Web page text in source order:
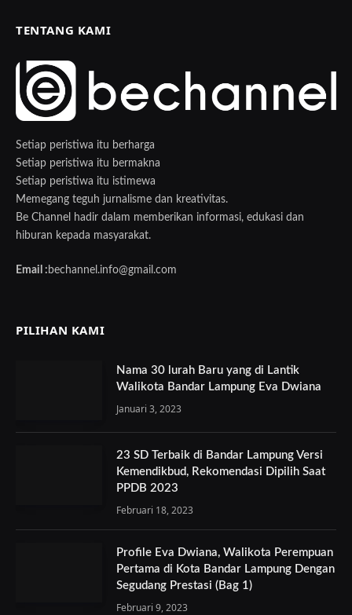
TENTANG KAMI
Setiap peristiwa itu berharga
Setiap peristiwa itu bermakna
Setiap peristiwa itu istimewa
Memegang teguh jurnalisme dan kreativitas.
Be Channel hadir dalam memberikan informasi, edukasi dan
hiburan kepada masyarakat.
Email : bechannel.info@gmail.com
PILIHAN KAMI
Nama 30 lurah Baru yang di Lantik
Walikota Bandar Lampung Eva Dwiana
Januari 3, 2023
23 SD Terbaik di Bandar Lampung Versi
Kemendikbud, Rekomendasi Dipilih Saat
PPDB 2023
Februari 18, 2023
Profile Eva Dwiana, Walikota Perempuan
Pertama di Kota Bandar Lampung Dengan
Segudang Prestasi (Bag 1)
Februari 9, 2023